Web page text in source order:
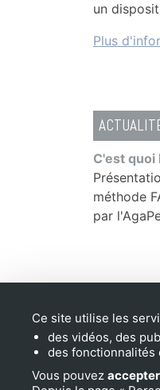
un
Plus
2ème
Haute-
C'est quoi
méthode
par
Taxe
Mentions
Conditions
de vente
Ce site utilise les
des vidéos, des
des fonctionnalités
Vous pouvez accepter